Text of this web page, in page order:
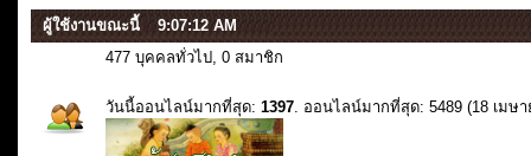
ผู้ใช้งานขณะนี้
477 บุคคลทั่วไป, 0 สมาชิก
วันนี้ออนไลน์มากที่สุด: 1397 . ออนไลน์มากที่สุด: 5489 (18 เมษ